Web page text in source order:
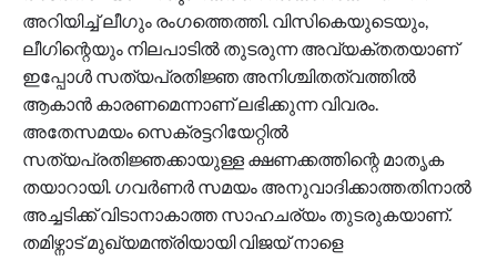
അറിയിച്ച് ലീഗും രംഗത്തെത്തി. വിസികെയുടെയും,
ലീഗിന്റെയും നിലപാടിൽ തുടരുന്ന അവ്യക്തതയാണ്
ഇപ്പോൾ സത്യപ്രതിജ്ഞ അനിശ്ചിതത്വത്തിൽ
ആകാൻ കാരണമെന്നാണ് ലഭിക്കുന്ന വിവരം.
അതേസമയം സെക്രട്ടറിയേറ്റിൽ
സത്യപ്രതിജ്ഞക്കായുള്ള ക്ഷണക്കത്തിന്റെ മാതൃക
തയാറായി. ഗവർണർ സമയം അനുവാദിക്കാത്തതിനാൽ
അച്ചടിക്ക് വിടാനാകാത്ത സാഹചര്യം തുടരുകയാണ്.
തമിഴ്നാട് മുഖ്യമന്ത്രിയായി വിജയ് നാളെ